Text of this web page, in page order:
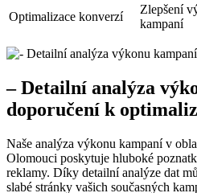
Optimalizace konverzí
Zlepšení
kampaní
– Detailní analýza
doporučení k
Naše analýza výkonu kampaní v
Olomouci poskytuje hluboké
reklamy. Díky detailní analýze dat
slabé stránky vašich současných